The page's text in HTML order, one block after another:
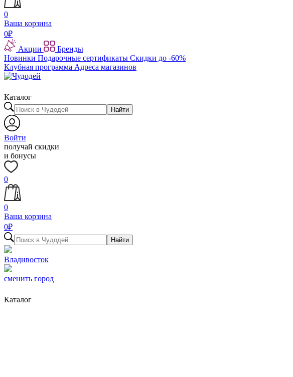
0
Ваша корзина
0₽
Акции
Бренды
Новинки Подарочные сертификаты Скидки до -60%
Клубная программа Адреса магазинов
Каталог
Найти
Войти
получай скидки
и бонусы
0
0
Ваша корзина
0₽
Найти
Владивосток
сменить город
Каталог